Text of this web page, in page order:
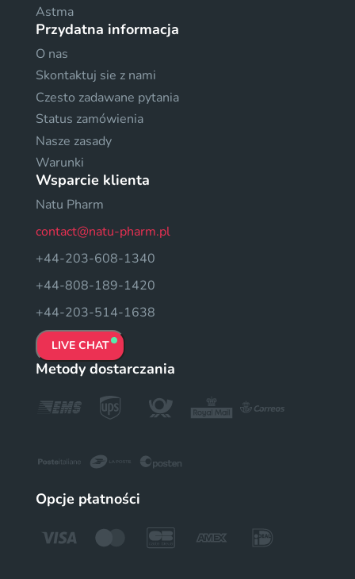
Astma
Przydatna informacja
O nas
Skontaktuj sie z nami
Czesto zadawane pytania
Status zamówienia
Nasze zasady
Warunki
Wsparcie klienta
Natu Pharm
contact@natu-pharm.pl
+44-203-608-1340
+44-808-189-1420
+44-203-514-1638
LIVE CHAT
Metody dostarczania
Opcje płatności